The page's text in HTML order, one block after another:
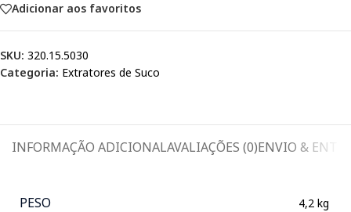
Adicionar aos favoritos
SKU: 320.15.5030
Categoria: Extratores de Suco
INFORMAÇÃO ADICIONALAVALIAÇÕES (0)ENVIO &
PESO 4,2 kg